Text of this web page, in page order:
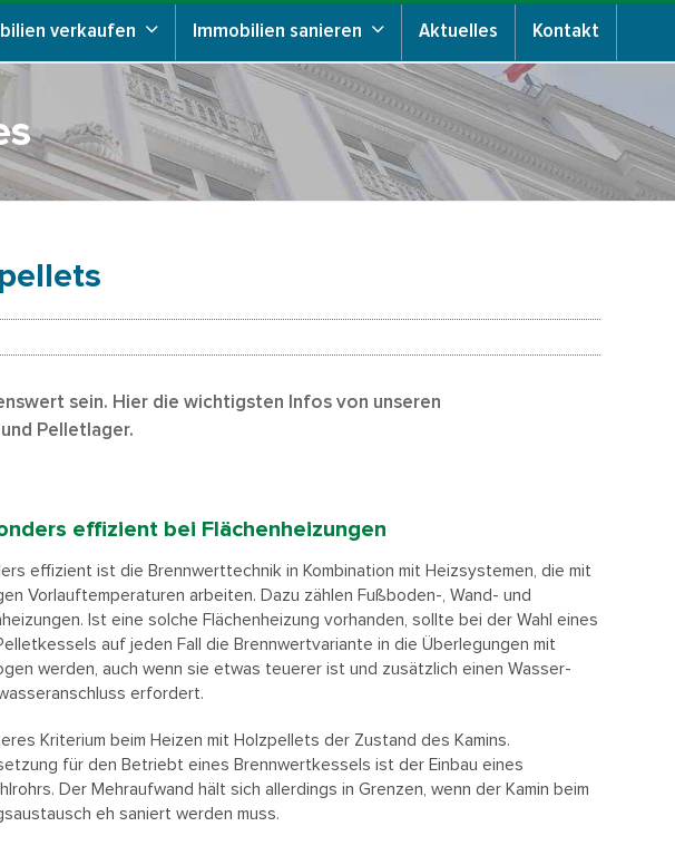
verkaufen Immobilien sanieren Aktuelles Kontakt
sein. Hier die wichtigsten Infos von unseren
Pelletlager.
effizient bei Flächenheizungen
effizient ist die Brennwerttechnik in Kombination mit Heizsystemen, die mit
Vorlauftemperaturen arbeiten. Dazu zählen Fußboden-, Wand- und
Ist eine solche Flächenheizung vorhanden, sollte bei der Wahl eines
auf jeden Fall die Brennwertvariante in die Überlegungen mit
werden, auch wenn sie etwas teuerer ist und zusätzlich einen Wasser-
erfordert.
Kriterium beim Heizen mit Holzpellets der Zustand des Kamins.
für den Betriebt eines Brennwertkessels ist der Einbau eines
Der Mehraufwand hält sich allerdings in Grenzen, wenn der Kamin beim
eh saniert werden muss.